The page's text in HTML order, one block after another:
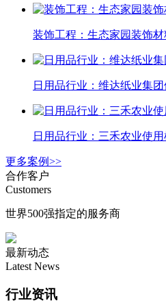
装饰工程：生态家园装饰
日用品行业：维达纸业集
日用品行业：三禾农业使
更多案例>>
合作客户
Customers
世界500强指定的服务商
最新动态
Latest News
行业资讯